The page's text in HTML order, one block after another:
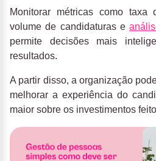
Monitorar métricas como taxa
volume de candidaturas e
permite decisões mais
resultados.
A partir disso, a organização
melhorar a experiência do
maior sobre os investimentos